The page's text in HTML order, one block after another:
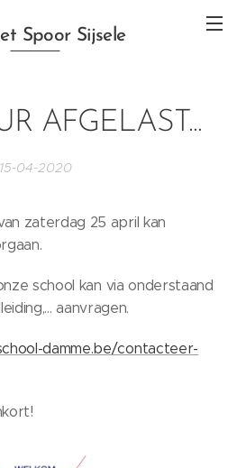
Spoor Sijsele
AFGELAST...
15-04-2020
zaterdag 25 april kan
school kan via onderstaand
aanvragen.
damme.be/contacteer-